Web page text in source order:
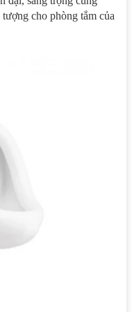
cho phòng tắm của